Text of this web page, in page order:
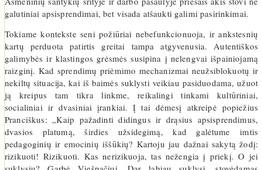
galutiniai apsisprendimai, bet visada atšaukti galimi pasirinkimai.
Tokiame kontekste seni požiūriai nebefunkcionuoja, ir ankstesnių
kartų perduota patirtis greitai tampa atgyvenusia. Autentiškos
galimybės ir klastingos grėsmės susipina į nelengvai išpainiojamą
raizginį. Kad sprendimų priėmimo mechanizmai neužsiblokuotų ir
nekiltų situacija, kai iš baimės suklysti veikiau pasiduodama, užuot
ją kreipus tam tikra linkme, reikalingi tinkami kultūriniai,
socialiniai ir dvasiniai įrankiai. Į tai dėmesį atkreipė popiežius
Pranciškus: „Kaip pažadinti didingus ir drąsius apsisprendimus,
dvasios platumą, širdies užsidegimą, kad galėtume imtis
pedagoginių ir emocinių iššūkių? Kartoju jau dažnai sakytą žodį:
rizikuoti! Rizikuoti. Kas nerizikuoja, tas nežengia į priekį. O jei